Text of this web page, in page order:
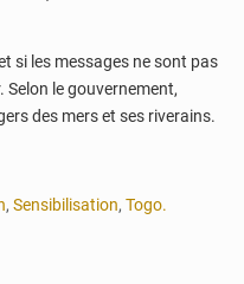
si les messages ne sont pas
le gouvernement,
des mers et ses riverains.
, Sensibilisation, Togo.